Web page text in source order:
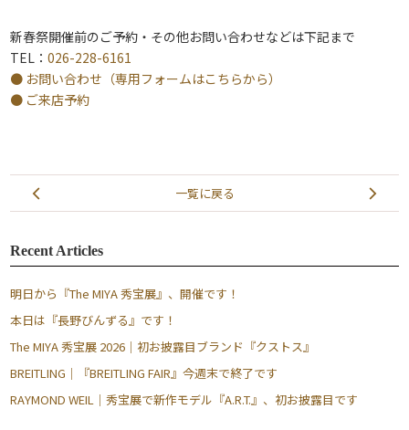
新春祭開催前のご予約・その他お問い合わせなどは下記まで
TEL： 026-228-6161
● お問い合わせ（専用フォームはこちらから）
● ご来店予約
一覧に戻る
Recent Articles
明日から『The MIYA 秀宝展』、開催です！
本日は『長野びんずる』です！
The MIYA 秀宝展 2026｜初お披露目ブランド『クストス』
BREITLING｜『BREITLING FAIR』今週末で終了です
RAYMOND WEIL｜秀宝展で新作モデル『A.R.T.』、初お披露目です